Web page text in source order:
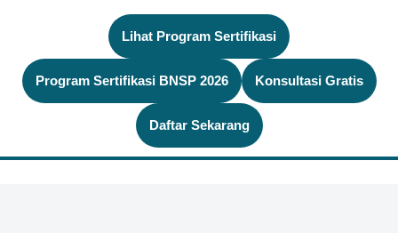
Lihat Program Sertifikasi
Program Sertifikasi BNSP 2026 Konsultasi Gratis
Daftar Sekarang